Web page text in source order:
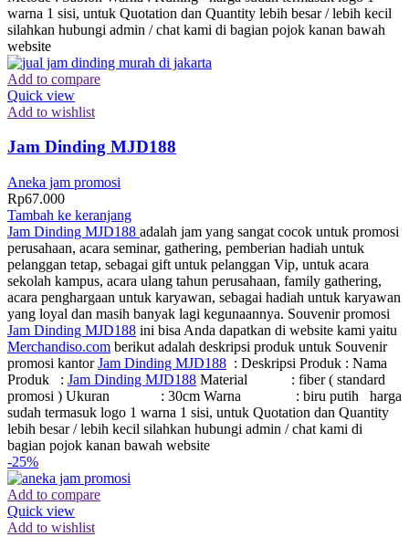
warna 1 sisi, untuk Quotation dan Quantity lebih besar / lebih kecil
silahkan hubungi admin / chat kami di bagian pojok kanan bawah
website
Add to compare
Quick view
Add to wishlist
Jam Dinding MJD188
Aneka jam promosi
Rp67.000
Tambah ke keranjang
Jam Dinding MJD188 adalah jam yang sangat cocok untuk promosi
perusahaan, acara seminar, gathering, pemberian hadiah untuk
pelanggan tetap, sebagai gift untuk pelanggan Vip, untuk acara
sekolah kampus, acara ulang tahun perusahaan, family gathering,
acara penghargaan untuk karyawan, sebagai hadiah untuk karyawan
yang loyal dan masih banyak lagi kegunaannya. Souvenir promosi
Jam Dinding MJD188 ini bisa Anda dapatkan di website kami yaitu
Merchandiso.com berikut adalah deskripsi produk untuk Souvenir
promosi kantorJam Dinding MJD188 : Deskripsi Produk : Nama
Produk : Jam Dinding MJD188 Material : fiber ( standard
promosi ) Ukuran : 30cm Warna : biru putih harga
sudah termasuk logo 1 warna 1 sisi, untuk Quotation dan Quantity
lebih besar / lebih kecil silahkan hubungi admin / chat kami di
bagian pojok kanan bawah website
-25%
Add to compare
Quick view
Add to wishlist